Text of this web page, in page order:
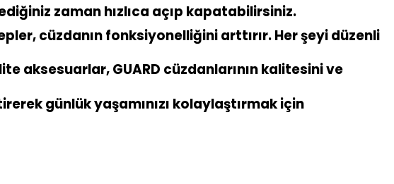
zaman hızlıca açıp kapatabilirsiniz.
cüzdanın fonksiyonelliğini arttırır. Her şeyi düzenli
aksesuarlar, GUARD cüzdanlarının kalitesini ve
günlük yaşamınızı kolaylaştırmak için